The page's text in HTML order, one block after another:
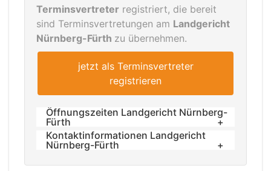
Terminsvertreter registriert, die bereit
sind Terminsvertretungen am Landgericht
Nürnberg-Fürth zu übernehmen.
jetzt als Terminsvertreter
registrieren
Öffnungszeiten Landgericht Nürnberg-
Fürth
Montag bis Donnerstag: 08:00 bis 16:00
Uhr
Freitag: 08:00 bis 14:00 Uhr
Kontaktinformationen Landgericht
Nürnberg-Fürth